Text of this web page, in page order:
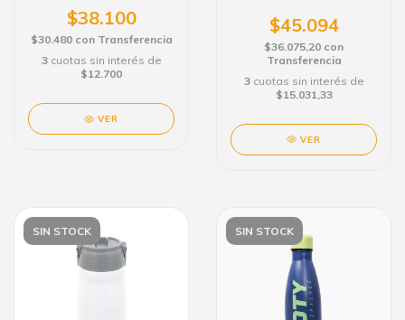
$38.100
$30.480 con Transferencia
3 cuotas sin interés de
$12.700
VER
$45.094
$36.075,20 con
Transferencia
3 cuotas sin interés de
$15.031,33
VER
SIN STOCK SIN STOCK